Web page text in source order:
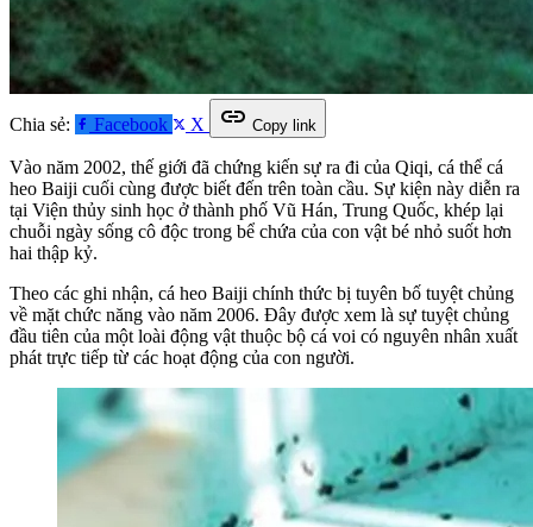
Chia sẻ: Facebook X link Copy link
Vào năm 2002, thế giới đã chứng kiến sự ra đi của Qiqi, cá thể cá
heo Baiji cuối cùng được biết đến trên toàn cầu. Sự kiện này diễn ra
tại Viện thủy sinh học ở thành phố Vũ Hán, Trung Quốc, khép lại
chuỗi ngày sống cô độc trong bể chứa của con vật bé nhỏ suốt hơn
hai thập kỷ.
Theo các ghi nhận, cá heo Baiji chính thức bị tuyên bố tuyệt chủng
về mặt chức năng vào năm 2006. Đây được xem là sự tuyệt chủng
đầu tiên của một loài động vật thuộc bộ cá voi có nguyên nhân xuất
phát trực tiếp từ các hoạt động của con người.